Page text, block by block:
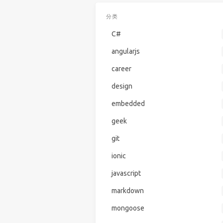
分类
C#
angularjs
career
design
embedded
geek
git
ionic
javascript
markdown
mongoose